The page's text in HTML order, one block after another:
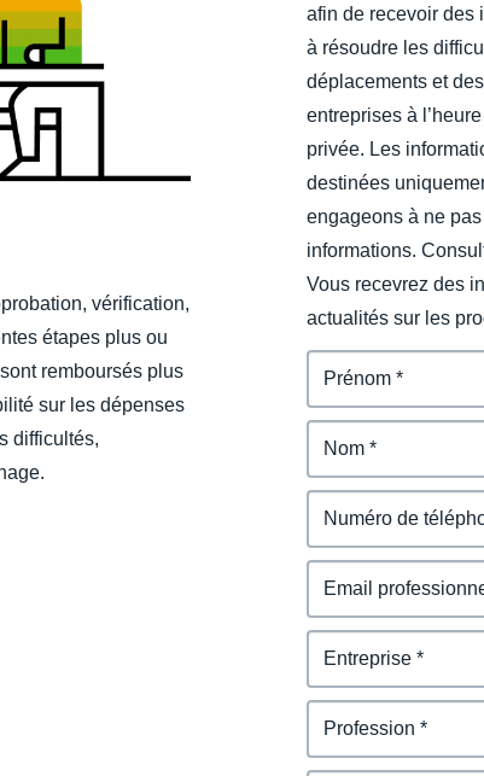
España (Español)
Norway (English)
vérification,
étapes plus ou
remboursés plus
sur les dépenses
difficultés,
afin de recevoir des
à résoudre les
déplacements et
entreprises à
privée. Les
destinées
engageons à ne
informations.
Vous recevrez des
actualités sur les